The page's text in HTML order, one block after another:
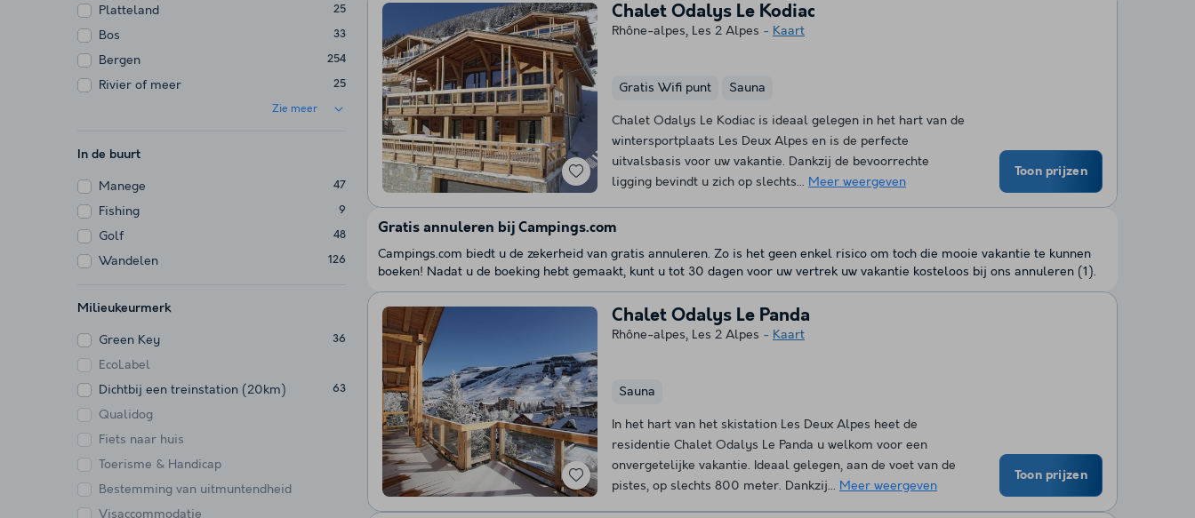
Platteland 25
Bos 33
Bergen 254
Rivier of meer 25
Zie meer
In de buurt
Manege 47
Fishing 9
Golf 48
Wandelen 126
Milieukeurmerk
Green Key 36
EcoLabel
Dichtbij een treinstation (20km)
63
Qualidog
Fiets naar huis
Toerisme & Handicap
Bestemming van uitmuntendheid
Visaccommodatie
Chalet Odalys Le Kodiac
Rhône-alpes, Les 2 Alpes Kaart
Gratis Wifi punt Sauna
Chalet Odalys Le Kodiac is ideaal gelegen in het hart van de
wintersportplaats Les Deux Alpes en is de perfecte
uitvalsbasis voor uw vakantie. Dankzij de bevoorrechte
ligging bevindt u zich op slechts... Meer weergeven
Toon prijzen
Chalet Odalys Le Panda
Rhône-alpes, Les 2 Alpes Kaart
Sauna
In het hart van het skistation Les Deux Alpes heet de
residentie Chalet Odalys Le Panda u welkom voor een
onvergetelijke vakantie. Ideaal gelegen, aan de voet van de
pistes, op slechts 800 meter. Dankzij... Meer weergeven
Toon prijzen
Gratis annuleren bij Campings.com
Campings.com biedt u de zekerheid van gratis annuleren. Zo is het geen enkel risico om toch die mooie vakantie te kunnen
boeken! Nadat u de boeking hebt gemaakt, kunt u tot 30 dagen voor uw vertrek uw vakantie kosteloos bij ons annuleren (1).